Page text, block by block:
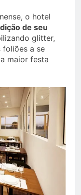
o hotel
de seu
glitter,
foliões a se
maior festa